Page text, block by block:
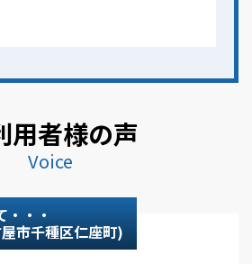
用者様の声
Voice
・・・
市千種区仁座町)